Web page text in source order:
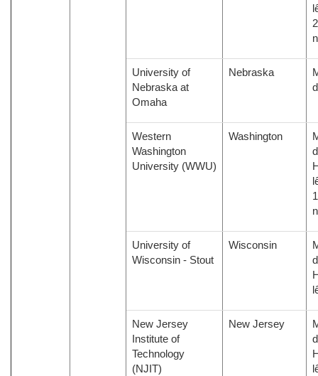
University of
Nebraska at
Omaha
Nebraska
Western
Washington
University (WWU)
Washington
University of
Wisconsin - Stout
Wisconsin
New Jersey
Institute of
Technology
(NJIT)
New Jersey